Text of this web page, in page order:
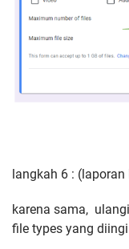
langkah 6 :
karena sama,
file types yang